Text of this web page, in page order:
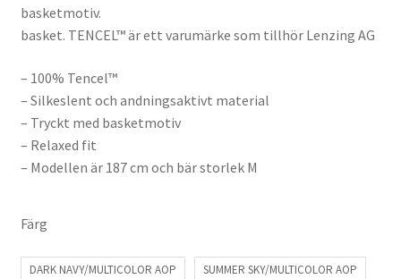
basketmotiv.
basket. TENCEL™ är ett varumärke som tillhör Lenzing AG
– 100% Tencel™
– Silkeslent och andningsaktivt material
– Tryckt med basketmotiv
– Relaxed fit
– Modellen är 187 cm och bär storlek M
Färg
DARK NAVY/MULTICOLOR AOP SUMMER SKY/MULTICOLOR AOP